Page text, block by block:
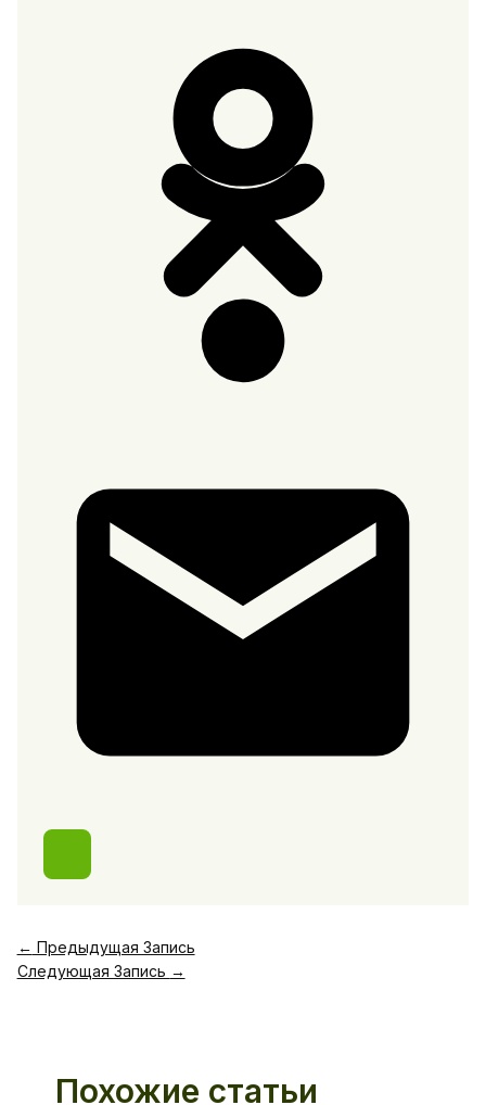
← Предыдущая Запись
Следующая Запись →
Похожие статьи